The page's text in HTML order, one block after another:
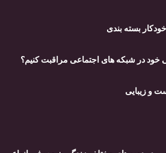
بسته بندی
در شبکه های اجتماعی مراقبت کنیم؟
و زیبایی